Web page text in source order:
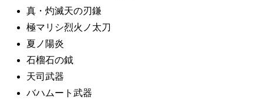
真・灼滅天の刃鎌
極マリシ烈火ノ太刀
夏ノ陽炎
石榴石の鉞
天司武器
バハムート武器